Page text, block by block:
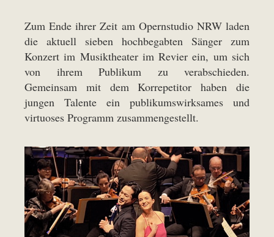
Zum Ende ihrer Zeit am Opernstudio NRW laden
die aktuell sieben hochbegabten Sänger zum
Konzert im Musiktheater im Revier ein, um sich
von ihrem Publikum zu verabschieden.
Gemeinsam mit dem Korrepetitor haben die
jungen Talente ein publikumswirksames und
virtuoses Programm zusammengestellt.